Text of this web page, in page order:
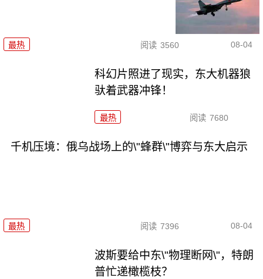
最热 阅读 3560 08-04
科幻片照进了现实，东大机器狼
驮着武器冲锋！
最热 阅读 7680
千机压境：俄乌战场上的\"蜂群\"博弈与东大启示
最热 阅读 7396 08-04
波斯要给中东\"物理断网\"，特朗
普忙递橄榄枝？